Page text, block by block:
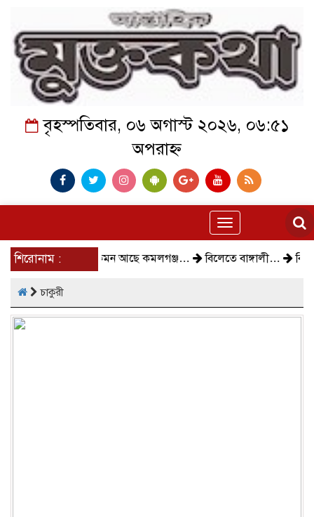
বৃহস্পতিবার, ০৬ অগাস্ট ২০২৬, ০৬:৫১
অপরাহ্ন
Toggle
navigation
শিরোনাম : কেমন আছে কমলগঞ্জ… বিলেতে বাঙ্গালী… বিক্ষোভ,
চাকুরী